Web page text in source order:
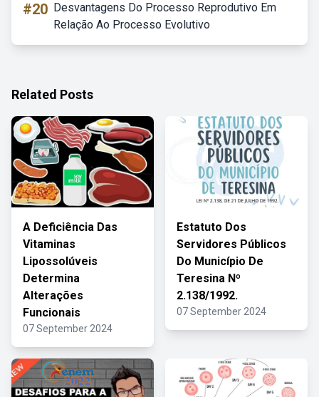
#20 Desvantagens Do Processo Reprodutivo Em
Relação Ao Processo Evolutivo
Related Posts
A Deficiência Das
Vitaminas
Lipossolúveis
Determina
Alterações
Funcionais
07 September 2024
Estatuto Dos
Servidores Públicos
Do Município De
Teresina Nº
2.138/1992.
07 September 2024